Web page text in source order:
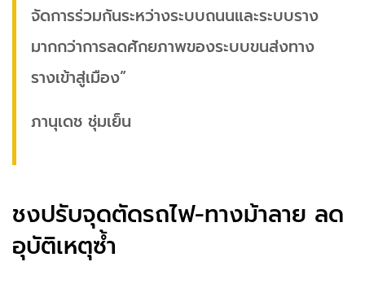
จัดการร่วมกันระหว่างระบบถนนและระบบราง
มากกว่าการลดศักยภาพของระบบขนส่งทาง
รางเข้าสู่เมือง”
ภานุเดช ชุ่มเย็น
ชงปรับจุดตัดรถไฟ-ทางม้าลาย ลด
อุบัติเหตุซ้ำ